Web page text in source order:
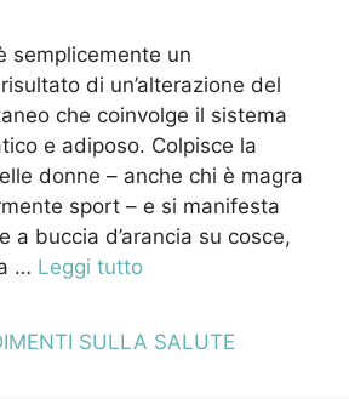
semplicemente un
di un’alterazione del
che coinvolge il sistema
e adiposo. Colpisce la
donne – anche chi è magra
sport – e si manifesta
a buccia d’arancia su cosce,
… Leggi tutto
SULLA SALUTE